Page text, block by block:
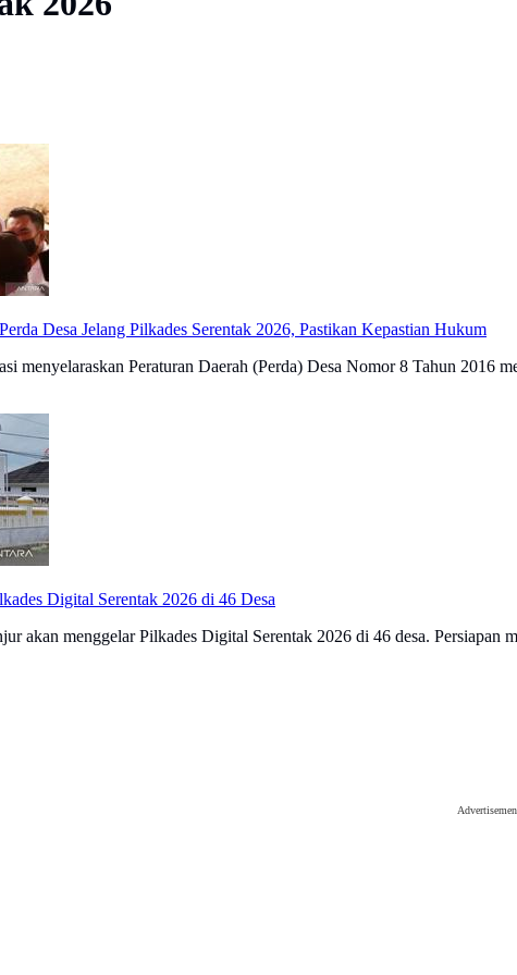
Desa Jelang Pilkades Serentak 2026, Pastikan Kepastian Hukum
menyelaraskan Peraturan Daerah (Perda) Desa Nomor 8 Tahun 2016
Digital Serentak 2026 di 46 Desa
akan menggelar Pilkades Digital Serentak 2026 di 46 desa. Persiapan